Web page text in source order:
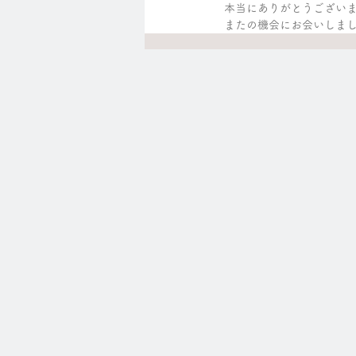
本当にありがとうござい
またの機会にお会いしま